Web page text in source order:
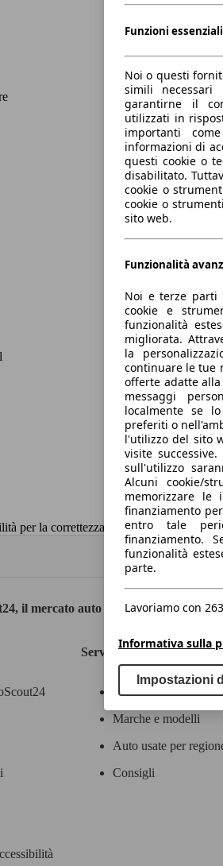
per la correttezza dei dati.
il mercato auto europeo.
Servizi
Contatti
Marche e modelli
Auto usate per
Consigli
Funzioni
Noi o questi
simili
garantirne il
utilizzati in
importanti
informazioni di
questi cookie o
disabilitato.
cookie o
cookie o
sito web.
Funzionalità
Noi e terze parti
cookie e
funzionalità
migliorata.
la
continuare le tue
offerte adatte
messaggi
localmente se
preferiti o
l'utilizzo del sito
visite
sull'utilizzo
Alcuni cookie/
memorizzare le
finanziamento
entro tale
finanziamento.
funzionalità
parte.
Lavoriamo con
Informativa sulla
Impostazioni